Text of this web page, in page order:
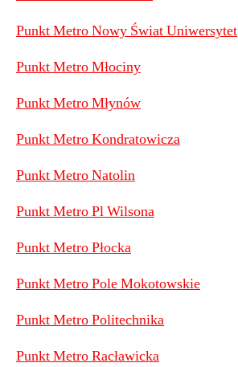
Punkt Metro Nowy Świat Uniwersytet
Punkt Metro Młociny
Punkt Metro Młynów
Punkt Metro Kondratowicza
Punkt Metro Natolin
Punkt Metro Pl Wilsona
Punkt Metro Płocka
Punkt Metro Pole Mokotowskie
Punkt Metro Politechnika
Punkt Metro Racławicka